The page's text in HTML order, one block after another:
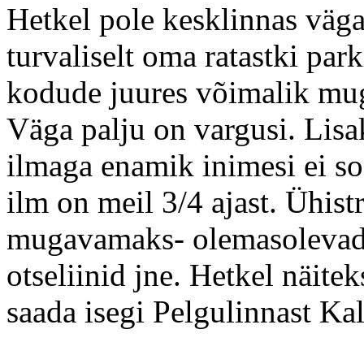
Hetkel pole kesklinnas
turvaliselt oma ratastki
kodude juures võimalik
Väga palju on vargusi.
ilmaga enamik inimesi ei
ilm on meil 3/4 ajast.
mugavamaks-
otseliinid jne. Hetkel
saada isegi Pelgulinnast